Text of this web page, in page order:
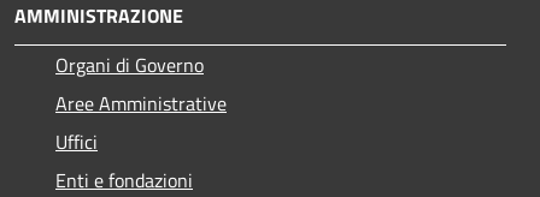
AMMINISTRAZIONE
Organi di Governo
Aree Amministrative
Uffici
Enti e fondazioni